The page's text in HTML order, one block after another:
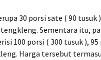
30 porsi sate ( 90 tusuk
Sementara itu,
100 porsi ( 300 tusuk ),
Harga tersebut